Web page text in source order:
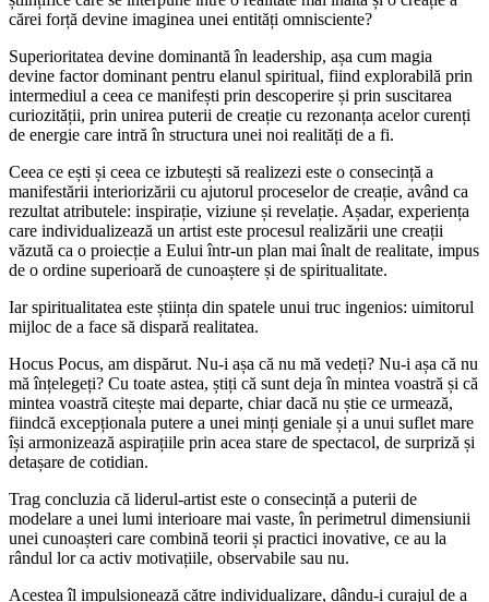
cărei forță devine imaginea unei entități omnisciente?
Superioritatea devine dominantă în leadership, așa cum magia
devine factor dominant pentru elanul spiritual, fiind explorabilă prin
intermediul a ceea ce manifești prin descoperire și prin suscitarea
curiozității, prin unirea puterii de creație cu rezonanța acelor curenți
de energie care intră în structura unei noi realități de a fi.
Ceea ce ești și ceea ce izbutești să realizezi este o consecință a
manifestării interiorizării cu ajutorul proceselor de creație, având ca
rezultat atributele: inspirație, viziune și revelație. Așadar, experiența
care individualizează un artist este procesul realizării une creații
văzută ca o proiecție a Eului într-un plan mai înalt de realitate, impus
de o ordine superioară de cunoaștere și de spiritualitate.
Iar spiritualitatea este știința din spatele unui truc ingenios: uimitorul
mijloc de a face să dispară realitatea.
Hocus Pocus, am dispărut. Nu-i așa că nu mă vedeți? Nu-i așa că nu
mă înțelegeți? Cu toate astea, știți că sunt deja în mintea voastră și că
mintea voastră citește mai departe, chiar dacă nu știe ce urmează,
fiindcă excepționala putere a unei minți geniale și a unui suflet mare
își armonizează aspirațiile prin acea stare de spectacol, de surpriză și
detașare de cotidian.
Trag concluzia că liderul-artist este o consecință a puterii de
modelare a unei lumi interioare mai vaste, în perimetrul dimensiunii
unei cunoașteri care combină teorii și practici inovative, ce au la
rândul lor ca activ motivațiile, observabile sau nu.
Acestea îl impulsionează către individualizare, dându-i curajul de a